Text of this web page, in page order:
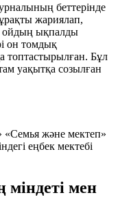
беттерінде
жариялап,
ойдың ықпалды
он томдық
топтастырылған. Бұл
уақытқа созылған
«Семья және мектеп»
еңбек мектебі
мен